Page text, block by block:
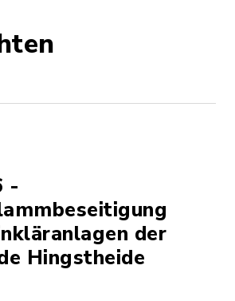
-
der
Hingstheide